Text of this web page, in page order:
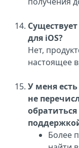
для iOS?
Нет,
настоящее
У меня
не
Более